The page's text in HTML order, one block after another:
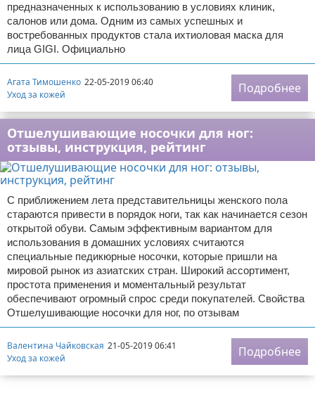
предназначенных к использованию в условиях клиник,
салонов или дома. Одним из самых успешных и
востребованных продуктов стала ихтиоловая маска для
лица GIGI. Официально
Агата Тимошенко 22-05-2019 06:40
Уход за кожей
Подробнее
Отшелушивающие носочки для ног:
отзывы, инструкция, рейтинг
С приближением лета представительницы женского пола
стараются привести в порядок ноги, так как начинается сезон
открытой обуви. Самым эффективным вариантом для
использования в домашних условиях считаются
специальные педикюрные носочки, которые пришли на
мировой рынок из азиатских стран. Широкий ассортимент,
простота применения и моментальный результат
обеспечивают огромный спрос среди покупателей. Свойства
Отшелушивающие носочки для ног, по отзывам
Валентина Чайковская 21-05-2019 06:41
Уход за кожей
Подробнее